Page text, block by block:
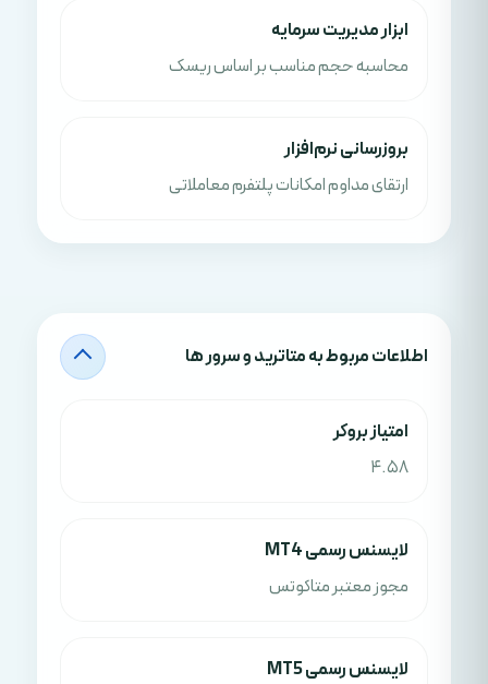
ابزار مدیریت سرمایه
محاسبه حجم مناسب بر اساس ریسک
بروزرسانی نرم‌افزار
ارتقای مداوم امکانات پلتفرم معاملاتی
اطلاعات مربوط به متاترید و سرور ها
امتياز بروکر
4.58
لایسنس رسمی MT4
مجوز معتبر متاکوتس
لایسنس رسمی MT5